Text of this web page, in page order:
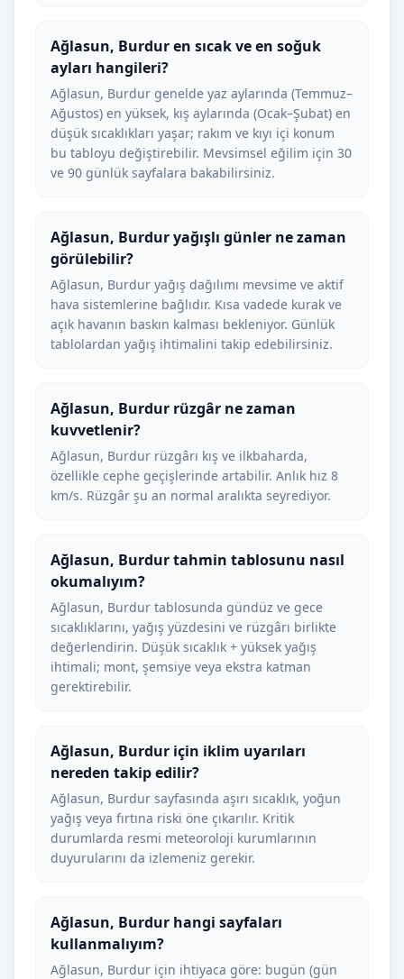
Ağlasun, Burdur en sıcak ve en soğuk
ayları hangileri?
Ağlasun, Burdur genelde yaz aylarında (Temmuz–
Ağustos) en yüksek, kış aylarında (Ocak–Şubat) en
düşük sıcaklıkları yaşar; rakım ve kıyı içi konum
bu tabloyu değiştirebilir. Mevsimsel eğilim için 30
ve 90 günlük sayfalara bakabilirsiniz.
Ağlasun, Burdur yağışlı günler ne zaman
görülebilir?
Ağlasun, Burdur yağış dağılımı mevsime ve aktif
hava sistemlerine bağlıdır. Kısa vadede kurak ve
açık havanın baskın kalması bekleniyor. Günlük
tablolardan yağış ihtimalini takip edebilirsiniz.
Ağlasun, Burdur rüzgâr ne zaman
kuvvetlenir?
Ağlasun, Burdur rüzgârı kış ve ilkbaharda,
özellikle cephe geçişlerinde artabilir. Anlık hız 8
km/s. Rüzgâr şu an normal aralıkta seyrediyor.
Ağlasun, Burdur tahmin tablosunu nasıl
okumalıyım?
Ağlasun, Burdur tablosunda gündüz ve gece
sıcaklıklarını, yağış yüzdesini ve rüzgârı birlikte
değerlendirin. Düşük sıcaklık + yüksek yağış
ihtimali; mont, şemsiye veya ekstra katman
gerektirebilir.
Ağlasun, Burdur için iklim uyarıları
nereden takip edilir?
Ağlasun, Burdur sayfasında aşırı sıcaklık, yoğun
yağış veya fırtına riski öne çıkarılır. Kritik
durumlarda resmi meteoroloji kurumlarının
duyurularını da izlemeniz gerekir.
Ağlasun, Burdur hangi sayfaları
kullanmalıyım?
Ağlasun, Burdur için ihtiyaca göre: bugün (gün